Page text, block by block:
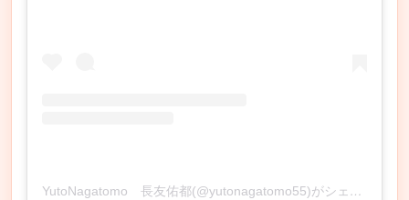
YutoNagatomo 長友佑都(@yutonagatomo55)がシェアした投稿